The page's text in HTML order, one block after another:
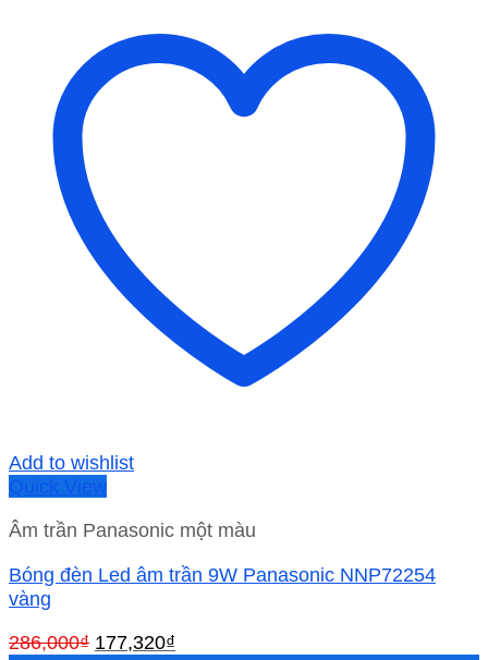
Add to wishlist
Quick View
Âm trần Panasonic một màu
Bóng đèn Led âm trần 9W Panasonic NNP72254
vàng
286,000₫ Giá
177,320₫